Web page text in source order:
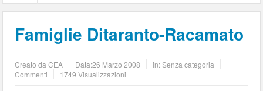
Famiglie Ditaranto-Racamato
Creato daCEA Data:26 Marzo 2008
in: Senza categoria
Commenti
1749 Visualizzazioni